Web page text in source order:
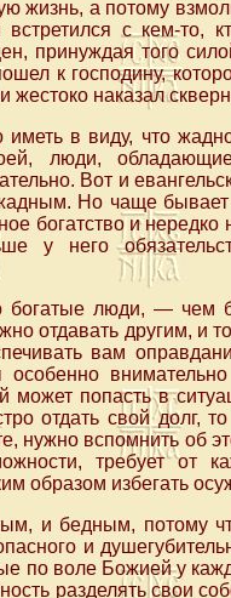
жизнь, а потому
с кем-то,
принуждая того
к господину,
жестоко наказал
в виду, что
люди,
Вот и
Но чаще бывает
богатство и
у него
богатые люди, — чем
отдавать другим, и
вам
попасть в
отдать свой долг,
нужно вспомнить об
требует от
образом избегать
и бедным, потому
и
по воле Божией у
разделять свои